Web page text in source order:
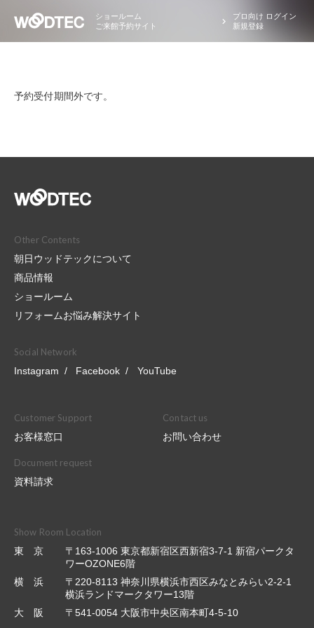
ショールーム
ご来館予約サイト
プロ向け ログイン
新規登録
予約受付期間外です。
Other Contents
朝日ウッドテックについて
商品情報
ショールーム
リフォームお悩み解決サイト
Social Network
Instagram
Facebook YouTube
Customer Support
お客様窓口
Contact us
お問い合わせ
Document request
資料請求
Show Room Location
東 京
〒163-1006 東京都新宿区西新宿3-7-1 新宿パークタ
ワーOZONE6階
横 浜
〒220-8113 神奈川県横浜市西区みなとみらい2-2-1
横浜ランドマークタワー13階
大 阪
〒541-0054 大阪市中央区南本町4-5-10